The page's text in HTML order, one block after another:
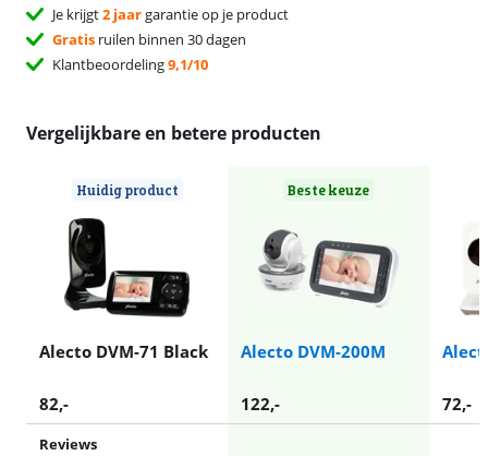
Je krijgt2 jaargarantie op je product
Gratis ruilen binnen 30 dagen
Klantbeoordeling9,1/10
Vergelijkbare en betere producten
Huidig product
Alecto DVM-71 Black
Beste keuze
Alecto DVM-200M
82,- 122,- 72,-
Reviews